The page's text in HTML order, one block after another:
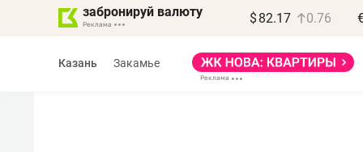
забронируй валюту $ 82.17 0.76
Казань Закамье